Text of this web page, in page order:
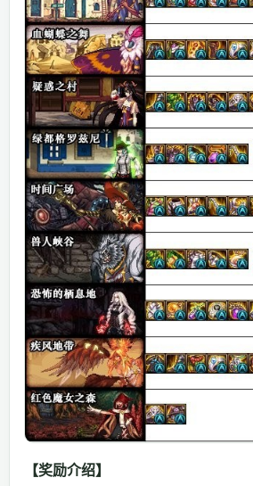
【奖励介绍】